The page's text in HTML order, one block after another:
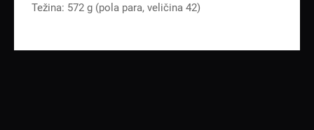
Težina: 572 g (pola para, veličina 42)